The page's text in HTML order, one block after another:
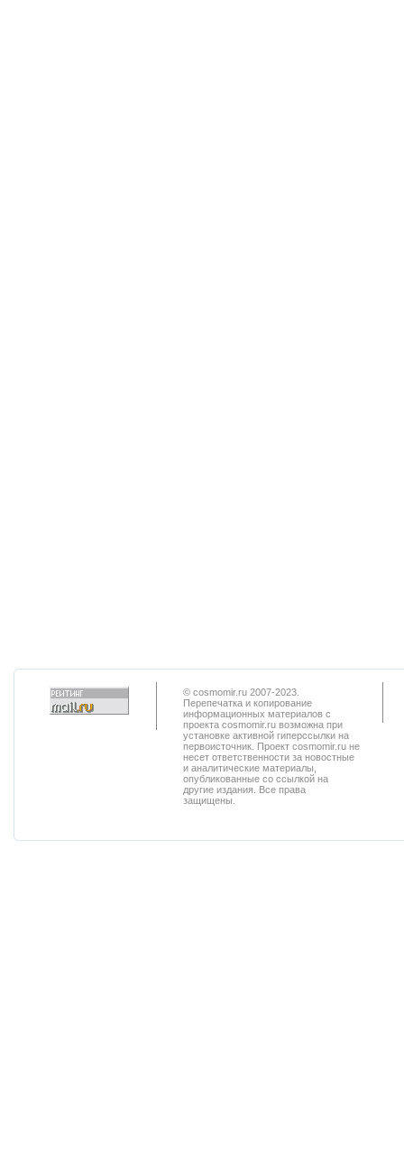
© cosmomir.ru 2007-2023.
Перепечатка и копирование
информационных материалов с
проекта cosmomir.ru возможна при
установке активной гиперссылки на
первоисточник. Проект cosmomir.ru не
несет ответственности за новостные
и аналитические материалы,
опубликованные со ссылкой на
другие издания. Все права
защищены.